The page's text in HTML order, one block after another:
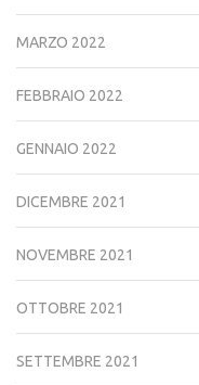
MARZO 2022
FEBBRAIO 2022
GENNAIO 2022
DICEMBRE 2021
NOVEMBRE 2021
OTTOBRE 2021
SETTEMBRE 2021